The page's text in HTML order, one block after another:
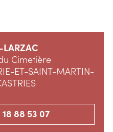
LARZAC
Cimetière
ET-SAINT-MARTIN-
18 88 53 07